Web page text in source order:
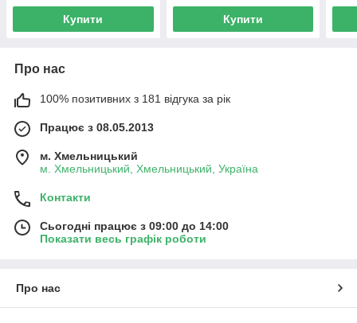
Купити Купити
Про нас
100% позитивних з 181 відгука за рік
Працює з 08.05.2013
м. Хмельницький
м. Хмельницький, Хмельницький, Україна
Контакти
Сьогодні працює з 09:00 до 14:00
Показати весь графік роботи
Про нас